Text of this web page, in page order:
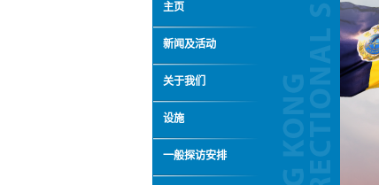
主页
新闻及活动
关于我们
设施
一般探访安排